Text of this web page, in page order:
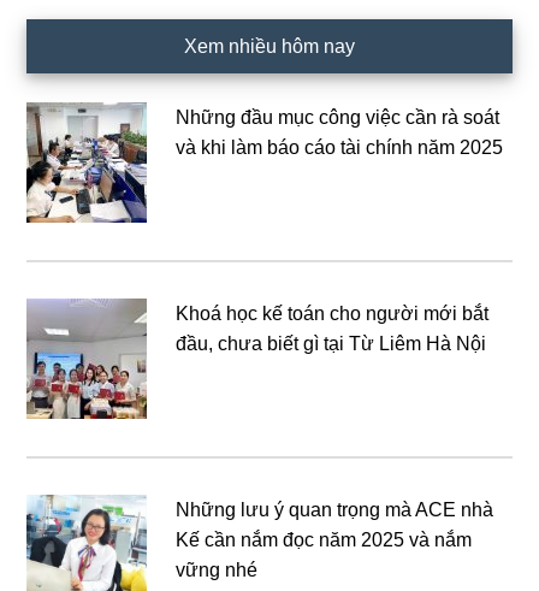
Xem nhiều hôm nay
Những đầu mục công việc cần rà soát
và khi làm báo cáo tài chính năm 2025
Khoá học kế toán cho người mới bắt
đầu, chưa biết gì tại Từ Liêm Hà Nội
Những lưu ý quan trọng mà ACE nhà
Kế cần nắm đọc năm 2025 và nắm
vững nhé